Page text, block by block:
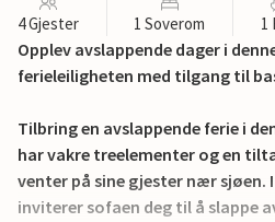
4 Gjester 1 Soverom 1
Opplev avslappende dager i
ferieleiligheten med tilgang til
Tilbring en avslappende ferie i
har vakre treelementer og en
venter på sine gjester nær sjøen.
inviterer sofaen deg til å slappe